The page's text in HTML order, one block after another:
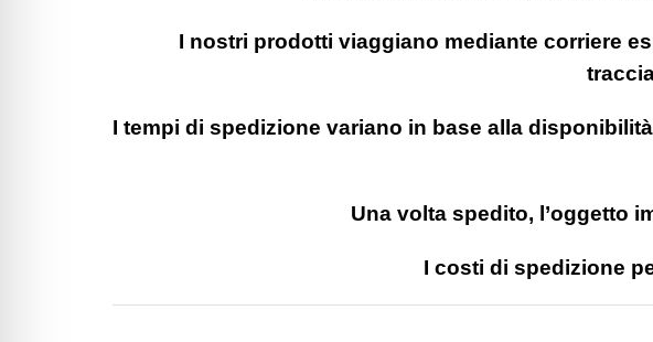
I nostri prodotti viaggiano mediante corriere
I tempi di spedizione variano in base alla
Una volta spedito, l’oggetto
I costi di spedizione